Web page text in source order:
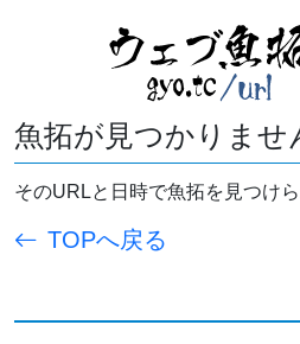
魚拓が見つかりませ
そのURLと日時で魚拓を見つけら
TOPへ戻る